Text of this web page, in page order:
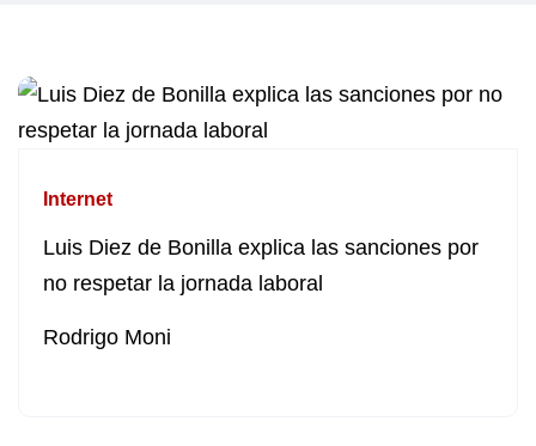
Internet
Luis Diez de Bonilla explica las sanciones por
no respetar la jornada laboral
Rodrigo Moni